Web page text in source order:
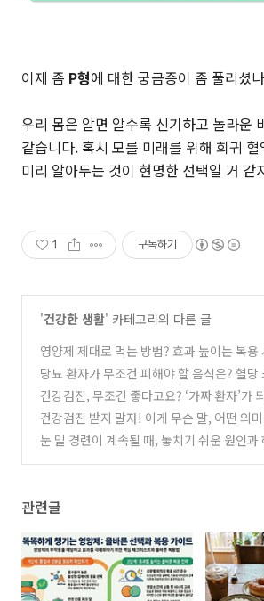
이제 좀 P형에 대한 궁금증이 좀 풀리셨
우리 몸은 알면 알수록 신기하고 놀라운
같습니다. 혹시 모를 미래를 위해 희귀
미리 알아두는 것이 현명한 선택일 거 같
1 구독하기
'건강한 생활' 카테고리의 다른 글
영양제 제대로 먹는 방법? 효과 높이는 복용
과 섭취 주의사항 정리
(0)
당뇨 환자가 무조건 피해야 할 음식은? 혈당
이크 주범 5가지
(0)
건강검진, 무조건 좋다고요? ‘가짜 환자’가
현실과 현명한 선택법
(0)
건강검진 받지 말자! 이게 무슨 말, 어떤 의
요? (3)
눈 밑 경련이 계속될 때, 놓치기 쉬운 원인과
관련글